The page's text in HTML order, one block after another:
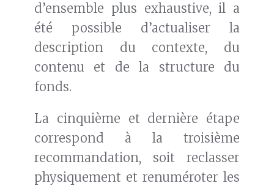
d’ensemble plus exhaustive, il a
été possible d’actualiser la
description du contexte, du
contenu et de la structure du
fonds.
La cinquième et dernière étape
correspond à la troisième
recommandation, soit reclasser
physiquement et renuméroter les